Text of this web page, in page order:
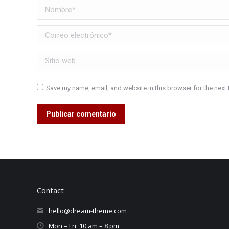
Nombre *
Correo electrónico *
Sitio web
Save my name, email, and website in this browser for the next
Publicar comentario
Contact
hello@dream-theme.com
Mon – Fri: 10 am – 8 pm